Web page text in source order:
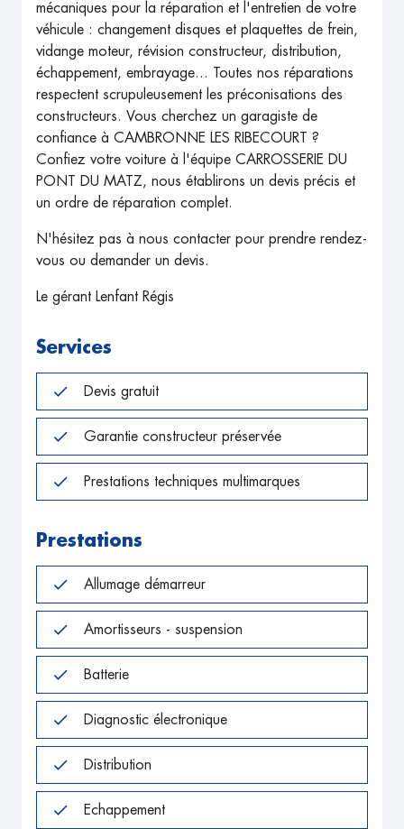
mécaniques pour la réparation et l'entretien de votre
véhicule : changement disques et plaquettes de frein,
vidange moteur, révision constructeur, distribution,
échappement, embrayage... Toutes nos réparations
respectent scrupuleusement les préconisations des
constructeurs. Vous cherchez un garagiste de
confiance à CAMBRONNE LES RIBECOURT ?
Confiez votre voiture à l'équipe CARROSSERIE DU
PONT DU MATZ, nous établirons un devis précis et
un ordre de réparation complet.
N'hésitez pas à nous contacter pour prendre rendez-
vous ou demander un devis.
Le gérant Lenfant Régis
Services
Devis gratuit
Garantie constructeur préservée
Prestations techniques multimarques
Prestations
Allumage démarreur
Amortisseurs - suspension
Batterie
Diagnostic électronique
Distribution
Echappement